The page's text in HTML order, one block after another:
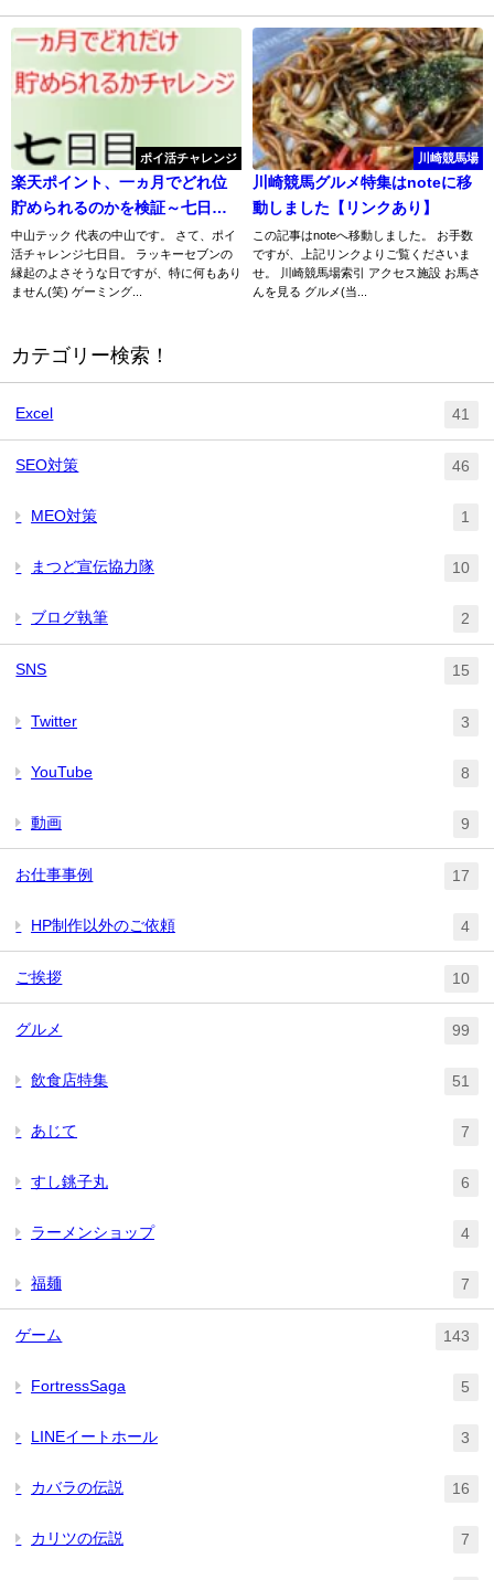
ポイ活チャレンジ
楽天ポイント、一ヵ月でどれ位
貯められるのかを検証～七日目
～
中山テック 代表の中山です。 さて、ポイ
活チャレンジ七日目。 ラッキーセブンの
縁起のよさそうな日ですが、特に何もあり
ません(笑) ゲーミング...
川崎競馬場
川崎競馬グルメ特集はnoteに移
動しました【リンクあり】
この記事はnoteへ移動しました。 お手数
ですが、上記リンクよりご覧くださいま
せ。 川崎競馬場索引 アクセス施設 お馬さ
んを見る グルメ(当...
カテゴリー検索！
Excel 41
SEO対策 46
MEO対策 1
まつど宣伝協力隊 10
ブログ執筆 2
SNS 15
Twitter 3
YouTube 8
動画 9
お仕事事例 17
HP制作以外のご依頼 4
ご挨拶 10
グルメ 99
飲食店特集 51
あじて 7
すし銚子丸 6
ラーメンショップ 4
福麺 7
ゲーム 143
FortressSaga 5
LINEイートホール 3
カバラの伝説 16
カリツの伝説 7